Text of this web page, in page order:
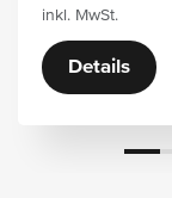
inkl. MwSt.
Details